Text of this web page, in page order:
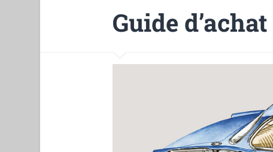
Guide d’achat